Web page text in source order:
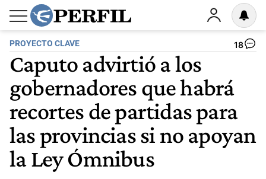
PROYECTO CLAVE 18
Caputo advirtió a los
gobernadores que habrá
recortes de partidas para
las provincias si no apoyan
la Ley Ómnibus